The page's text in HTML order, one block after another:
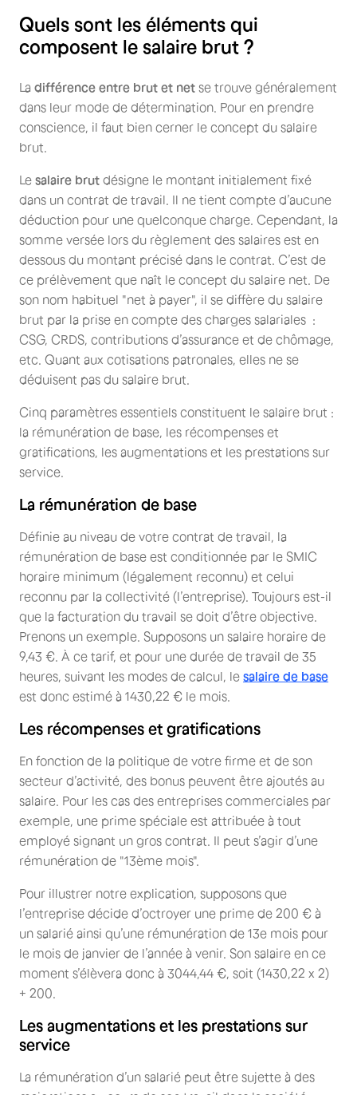
Quels sont les éléments qui
composent le salaire brut ?
La différence entre brut et net se trouve généralement
dans leur mode de détermination. Pour en prendre
conscience, il faut bien cerner le concept du salaire
brut.
Le salaire brut désigne le montant initialement fixé
dans un contrat de travail. Il ne tient compte d’aucune
déduction pour une quelconque charge. Cependant, la
somme versée lors du règlement des salaires est en
dessous du montant précisé dans le contrat. C’est de
ce prélèvement que naît le concept du salaire net. De
son nom habituel "net à payer", il se diffère du salaire
brut par la prise en compte des charges salariales :
CSG, CRDS, contributions d’assurance et de chômage,
etc. Quant aux cotisations patronales, elles ne se
déduisent pas du salaire brut.
Cinq paramètres essentiels constituent le salaire brut :
la rémunération de base, les récompenses et
gratifications, les augmentations et les prestations sur
service.
La rémunération de base
Définie au niveau de votre contrat de travail, la
rémunération de base est conditionnée par le SMIC
horaire minimum (légalement reconnu) et celui
reconnu par la collectivité (l’entreprise). Toujours est-il
que la facturation du travail se doit d’être objective.
Prenons un exemple. Supposons un salaire horaire de
9,43 €. À ce tarif, et pour une durée de travail de 35
heures, suivant les modes de calcul, le salaire de base
est donc estimé à 1430,22 € le mois.
Les récompenses et gratifications
En fonction de la politique de votre firme et de son
secteur d’activité, des bonus peuvent être ajoutés au
salaire. Pour les cas des entreprises commerciales par
exemple, une prime spéciale est attribuée à tout
employé signant un gros contrat. Il peut s’agir d’une
rémunération de "13ème mois".
Pour illustrer notre explication, supposons que
l’entreprise décide d’octroyer une prime de 200 € à
un salarié ainsi qu’une rémunération de 13e mois pour
le mois de janvier de l’année à venir. Son salaire en ce
moment s’élèvera donc à 3044,44 €, soit (1430,22 x 2)
+ 200.
Les augmentations et les prestations sur
service
La rémunération d’un salarié peut être sujette à des